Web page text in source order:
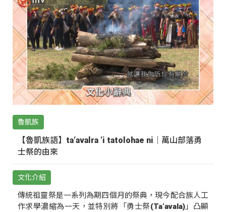
魯凱族
【魯凱族語】ta‘avalra ‘i tatolohae ni｜萬山部落勇
士祭的由來
文化介紹
傳統祖靈祭是一系列為期四個月的祭典，現今配合族人工
作求學濃縮為一天，並特別將「勇士祭(Ta‘avala)」凸顯